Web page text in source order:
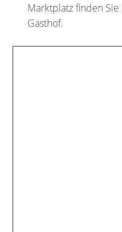
Marktplatz finden
Gasthof.